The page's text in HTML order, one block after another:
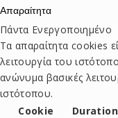
Απαραίτητα
Πάντα Ενεργοποιημένο
Τα απαραίτητα cookies
λειτουργία του
ανώνυμα βασικές
ιστότοπου.
Cookie
Duration